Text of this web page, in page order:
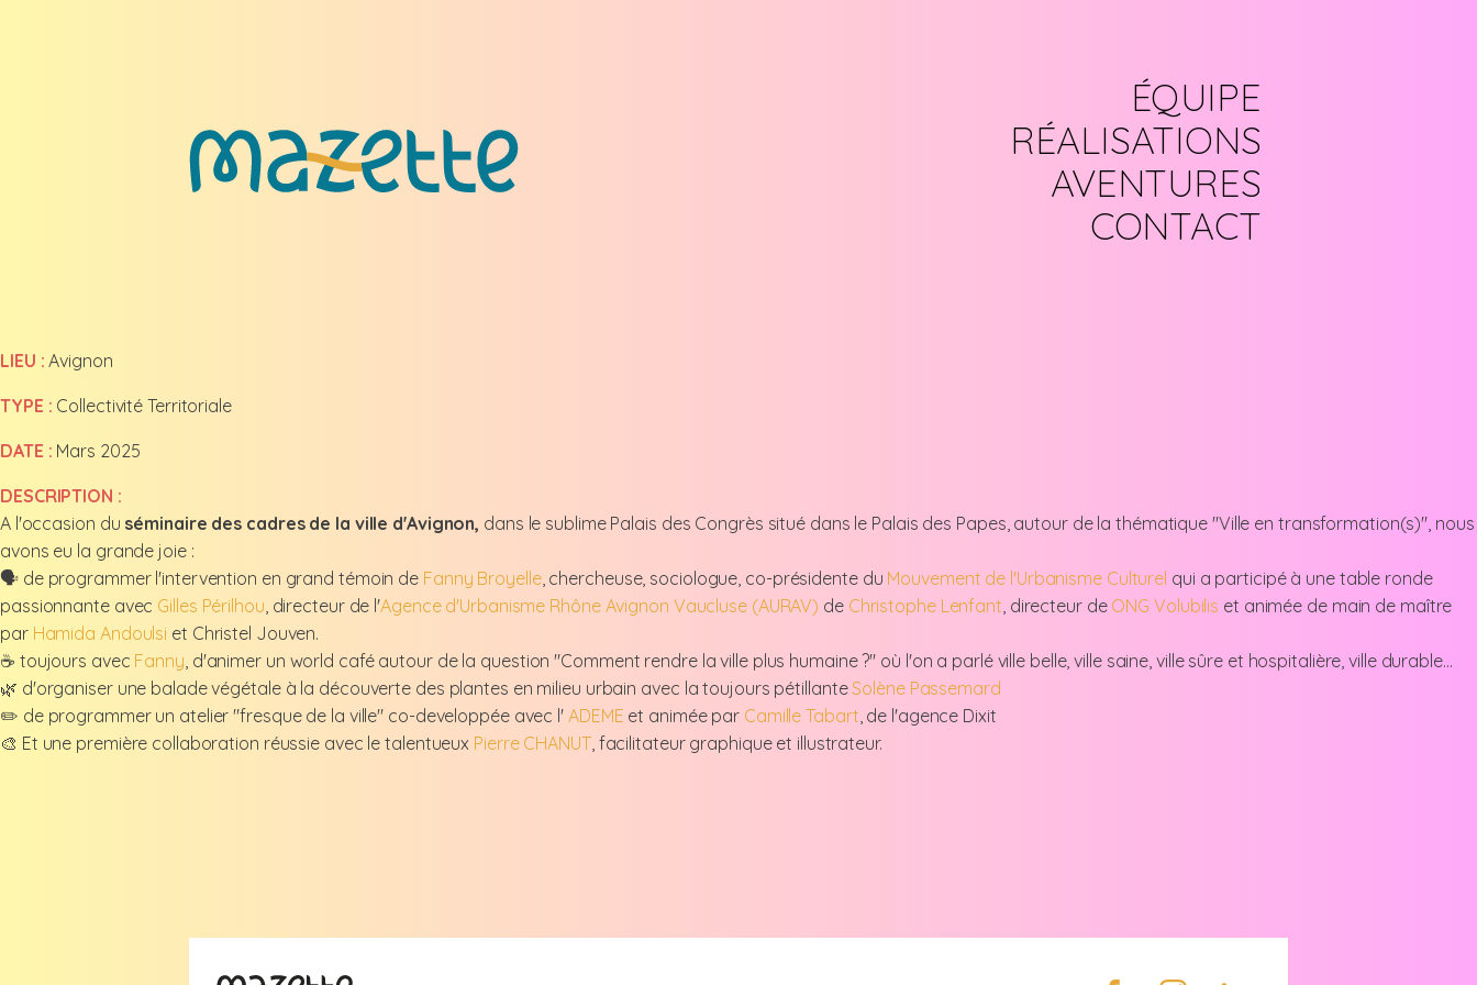
ÉQUIPE
RÉALISATIONS
AVENTURES
CONTACT
LIEU : Avignon
TYPE : Collectivité Territoriale
DATE : Mars 2025
DESCRIPTION :
A l'occasion du séminaire des cadres de la ville d'Avignon, dans le sublime Palais des Congrès situé dans le Palais des Papes, autour de la thématique "Ville en transformation(s)", nous
avons eu la grande joie :
🗣️ de programmer l'intervention en grand témoin de Fanny Broyelle, chercheuse, sociologue, co-présidente du Mouvement de l'Urbanisme Culturel qui a participé à une table ronde
passionnante avec Gilles Périlhou, directeur de l'Agence d'Urbanisme Rhône Avignon Vaucluse (AURAV) de Christophe Lenfant, directeur de ONG Volubilis et animée de main de maître
par Hamida Andoulsi et Christel Jouven.
☕ toujours avec Fanny, d'animer un world café autour de la question "Comment rendre la ville plus humaine ?" où l'on a parlé ville belle, ville saine, ville sûre et hospitalière, ville durable...
🌿 d'organiser une balade végétale à la découverte des plantes en milieu urbain avec la toujours pétillanteSolène Passemard
✏️ de programmer un atelier "fresque de la ville" co-developpée avec l' ADEME et animée par Camille Tabart, de l'agence Dixit
🎨 Et une première collaboration réussie avec le talentueux Pierre CHANUT, facilitateur graphique et illustrateur.